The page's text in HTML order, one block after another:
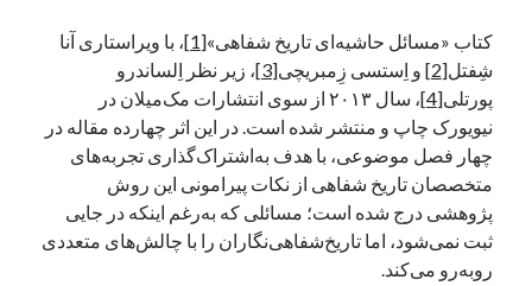
کتاب «مسائل حاشیه‌ای تاریخ شفاهی»[1]
، با ویراستاری آنا
شِفتل[2] و اِستسی زِمبریچی[3]
، زیر نظر اِلساندرو
پورتلی[4]
، سال ۲۰۱۳ از سوی انتشارات مک‌میلان در
نیویورک چاپ و منتشر شده است. در این اثر چهارده مقاله در
چهار فصل موضوعی، با هدف به‌اشتراک‌گذاری تجربه‌های
متخصصان تاریخ شفاهی از نکات پیرامونی این روش
پژوهشی درج شده است؛ مسائلی که به‌رغم اینکه در جایی
ثبت نمی‌شود، اما تاریخ‌شفاهی‌نگاران را با چالش‌های متعددی
روبه‌رو می‌کند.